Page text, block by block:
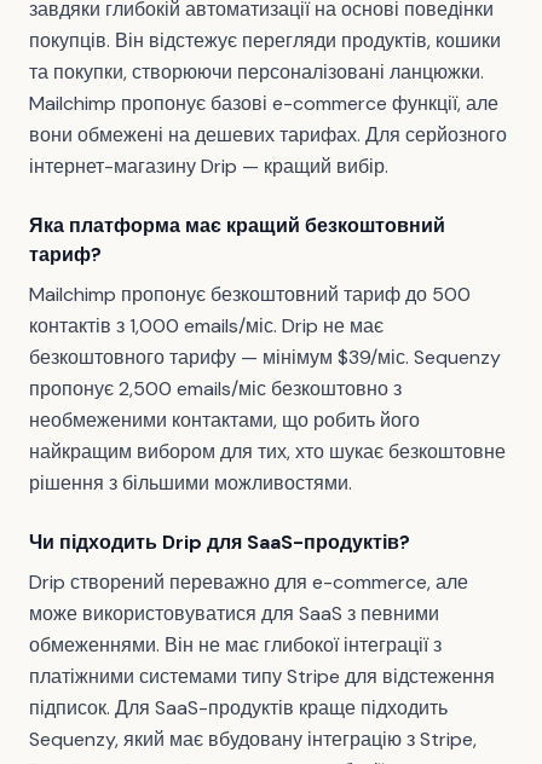
завдяки глибокій автоматизації на основі поведінки
покупців. Він відстежує перегляди продуктів, кошики
та покупки, створюючи персоналізовані ланцюжки.
Mailchimp пропонує базові e-commerce функції, але
вони обмежені на дешевих тарифах. Для серйозного
інтернет-магазину Drip — кращий вибір.
Яка платформа має кращий безкоштовний
тариф?
Mailchimp пропонує безкоштовний тариф до 500
контактів з 1,000 emails/міс. Drip не має
безкоштовного тарифу — мінімум $39/міс. Sequenzy
пропонує 2,500 emails/міс безкоштовно з
необмеженими контактами, що робить його
найкращим вибором для тих, хто шукає безкоштовне
рішення з більшими можливостями.
Чи підходить Drip для SaaS-продуктів?
Drip створений переважно для e-commerce, але
може використовуватися для SaaS з певними
обмеженнями. Він не має глибокої інтеграції з
платіжними системами типу Stripe для відстеження
підписок. Для SaaS-продуктів краще підходить
Sequenzy, який має вбудовану інтеграцію з Stripe,